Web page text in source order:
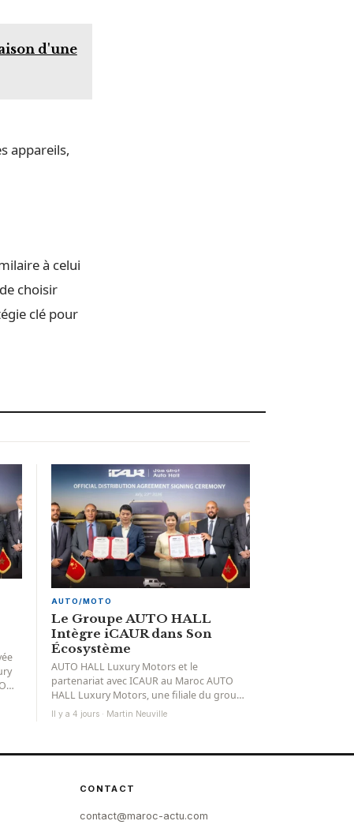
d'une
appareils,
à celui
choisir
clé pour
AUTO/MOTO
Le Groupe AUTO HALL
Intègre iCAUR dans Son
Écosystème
AUTO HALL Luxury Motors et le
partenariat avec ICAUR au Maroc AUTO
HALL Luxury Motors, une filiale du groupe
AUTO HALL, a...
Il y a 4 jours · Martin Neuville
CONTACT
contact@maroc-actu.com